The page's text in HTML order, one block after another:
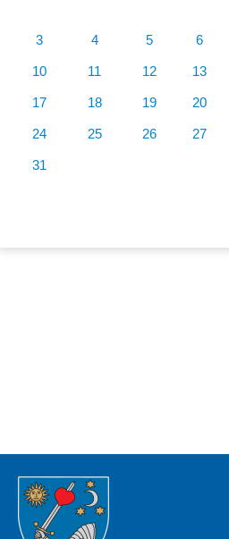
3 4 5 6
10 11 12 13
17 18 19 20
24 25 26 27
31